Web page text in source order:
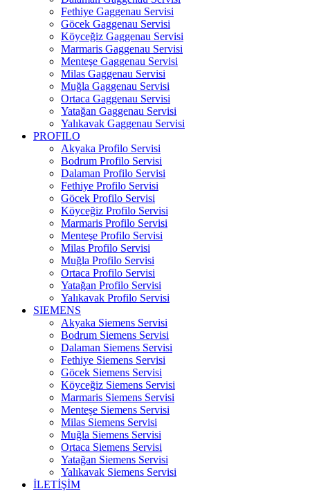
Fethiye Gaggenau Servisi
Göcek Gaggenau Servisi
Köyceğiz Gaggenau Servisi
Marmaris Gaggenau Servisi
Menteşe Gaggenau Servisi
Milas Gaggenau Servisi
Muğla Gaggenau Servisi
Ortaca Gaggenau Servisi
Yatağan Gaggenau Servisi
Yalıkavak Gaggenau Servisi
PROFILO
Akyaka Profilo Servisi
Bodrum Profilo Servisi
Dalaman Profilo Servisi
Fethiye Profilo Servisi
Göcek Profilo Servisi
Köyceğiz Profilo Servisi
Marmaris Profilo Servisi
Menteşe Profilo Servisi
Milas Profilo Servisi
Muğla Profilo Servisi
Ortaca Profilo Servisi
Yatağan Profilo Servisi
Yalıkavak Profilo Servisi
SIEMENS
Akyaka Siemens Servisi
Bodrum Siemens Servisi
Dalaman Siemens Servisi
Fethiye Siemens Servisi
Göcek Siemens Servisi
Köyceğiz Siemens Servisi
Marmaris Siemens Servisi
Menteşe Siemens Servisi
Milas Siemens Servisi
Muğla Siemens Servisi
Ortaca Siemens Servisi
Yatağan Siemens Servisi
Yalıkavak Siemens Servisi
İLETİŞİM